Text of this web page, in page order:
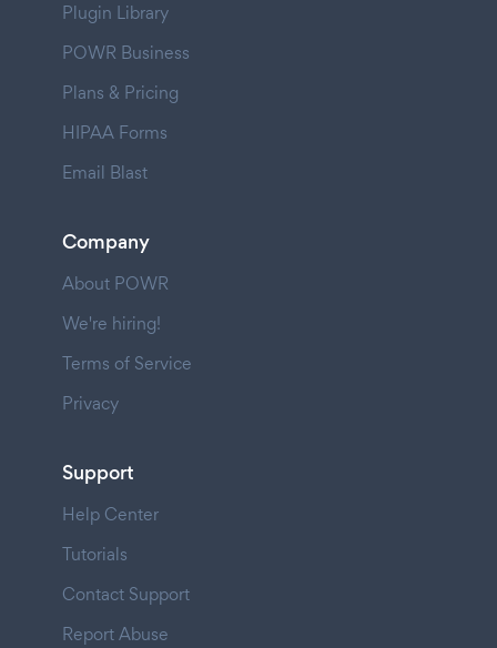
Plugin Library
POWR Business
Plans & Pricing
HIPAA Forms
Email Blast
Company
About POWR
We're hiring!
Terms of Service
Privacy
Support
Help Center
Tutorials
Contact Support
Report Abuse